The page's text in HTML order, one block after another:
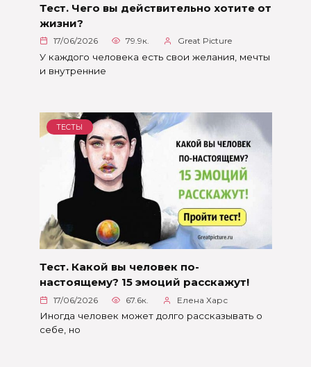
Тест. Чего вы действительно хотите от
жизни?
17/06/2026 79.9к. Great Picture
У каждого человека есть свои желания, мечты
и внутренние
ТЕСТЫ
Тест. Какой вы человек по-
настоящему? 15 эмоций расскажут!
17/06/2026 67.6к. Елена Харс
Иногда человек может долго рассказывать о
себе, но